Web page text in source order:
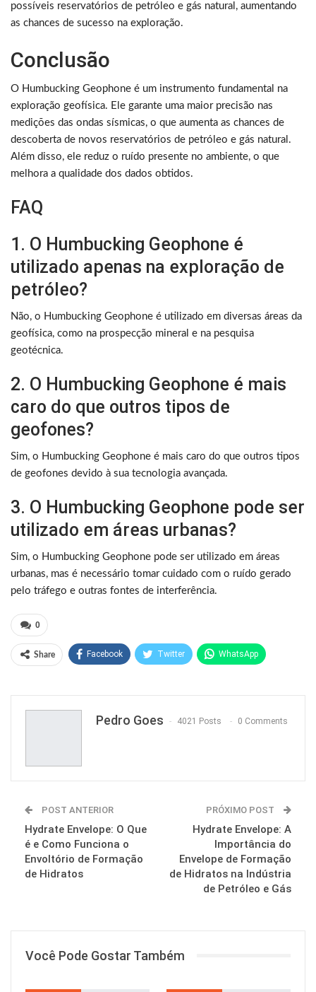
possíveis reservatórios de petróleo e gás natural, aumentando
as chances de sucesso na exploração.
Conclusão
O Humbucking Geophone é um instrumento fundamental na
exploração geofísica. Ele garante uma maior precisão nas
medições das ondas sísmicas, o que aumenta as chances de
descoberta de novos reservatórios de petróleo e gás natural.
Além disso, ele reduz o ruído presente no ambiente, o que
melhora a qualidade dos dados obtidos.
FAQ
1. O Humbucking Geophone é
utilizado apenas na exploração de
petróleo?
Não, o Humbucking Geophone é utilizado em diversas áreas da
geofísica, como na prospecção mineral e na pesquisa
geotécnica.
2. O Humbucking Geophone é mais
caro do que outros tipos de
geofones?
Sim, o Humbucking Geophone é mais caro do que outros tipos
de geofones devido à sua tecnologia avançada.
3. O Humbucking Geophone pode ser
utilizado em áreas urbanas?
Sim, o Humbucking Geophone pode ser utilizado em áreas
urbanas, mas é necessário tomar cuidado com o ruído gerado
pelo tráfego e outras fontes de interferência.
0
Share Facebook Twitter WhatsApp
Pedro Goes 4021 Posts 0 Comments
POST ANTERIOR
Hydrate Envelope: O Que
é e Como Funciona o
Envoltório de Formação
de Hidratos
PRÓXIMO POST
Hydrate Envelope: A
Importância do
Envelope de Formação
de Hidratos na Indústria
de Petróleo e Gás
Você Pode Gostar Também